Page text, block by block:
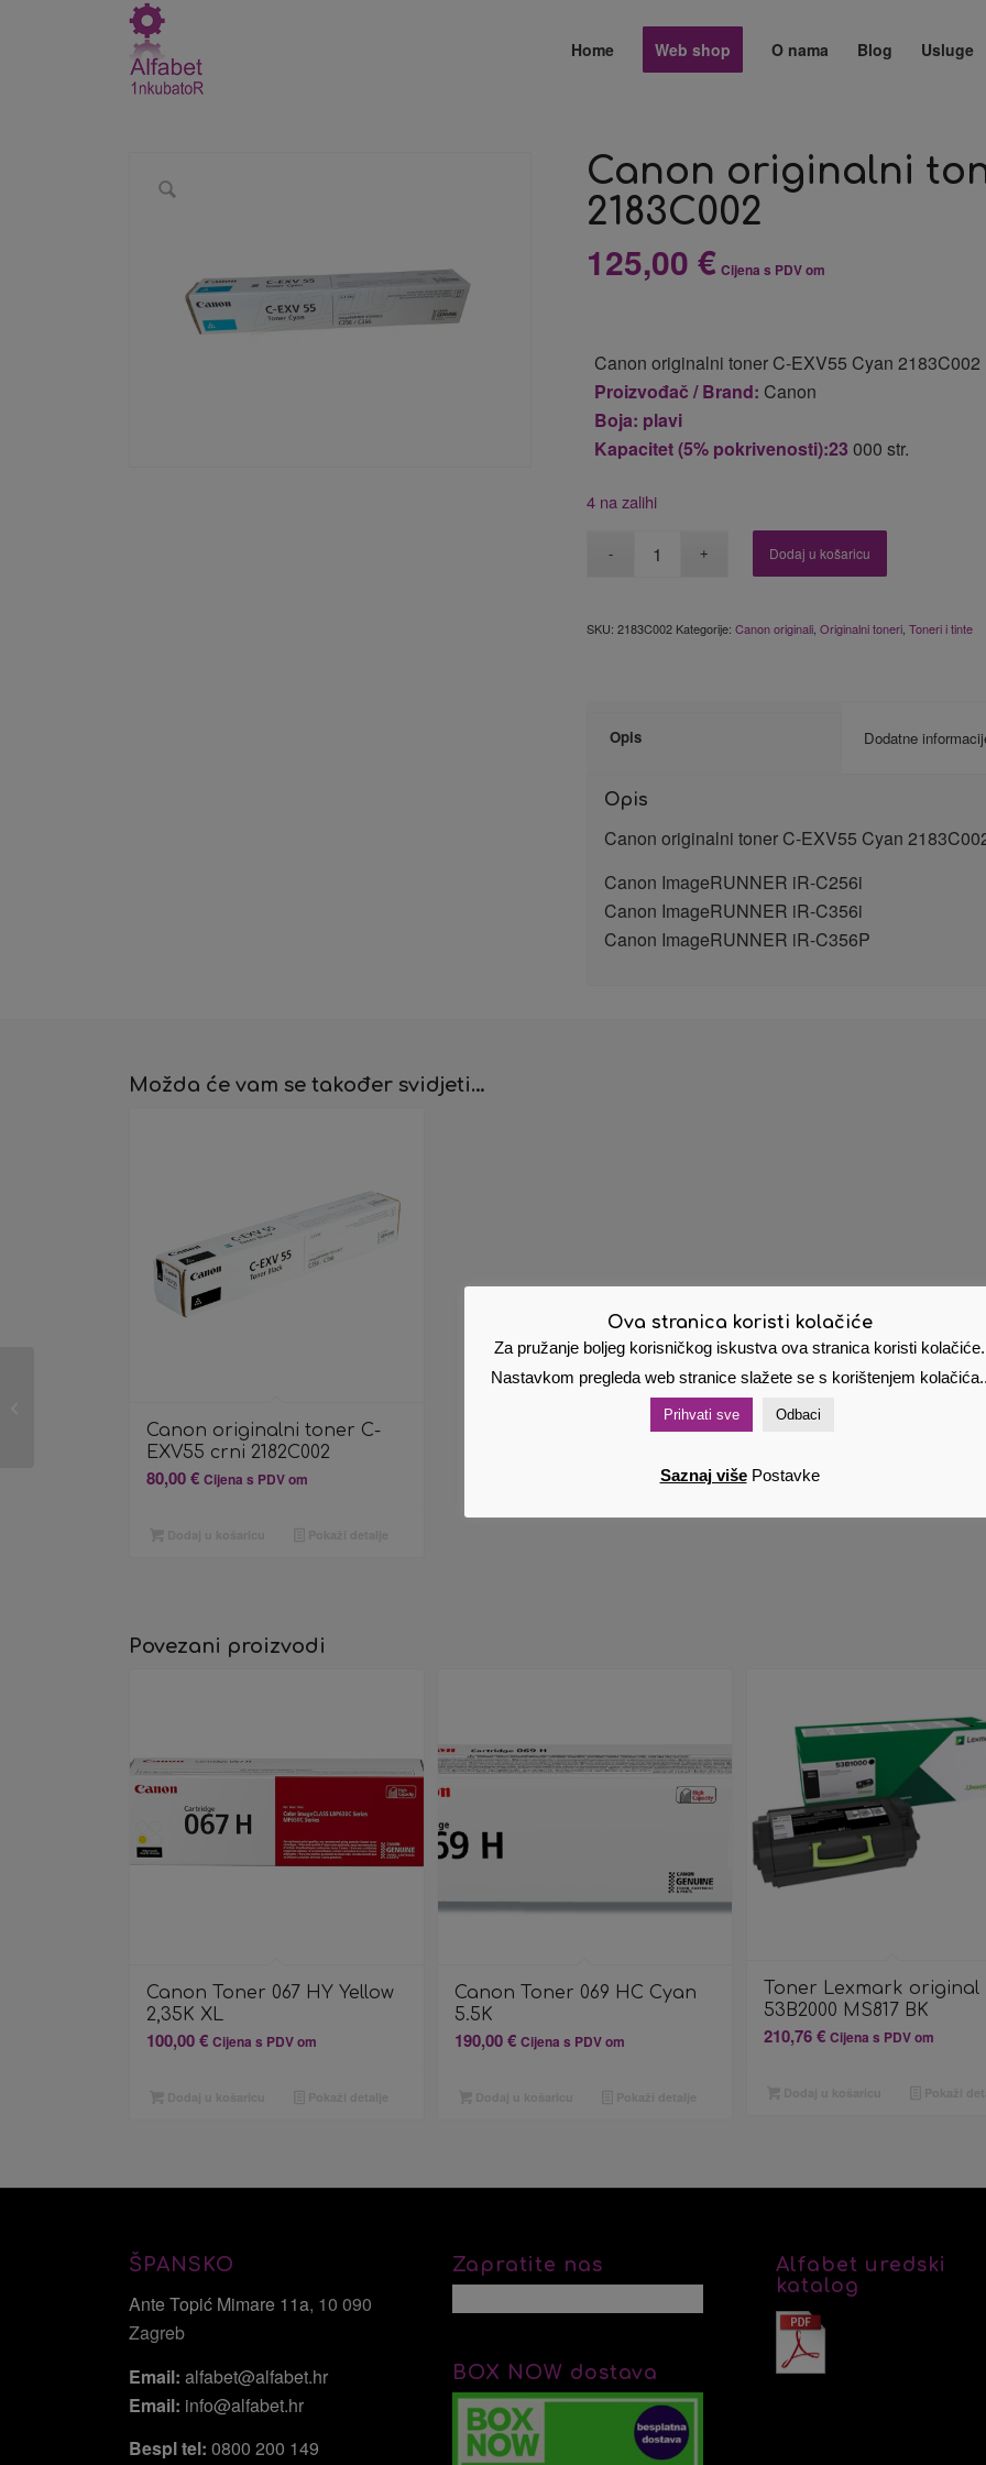
Home Web shop O nama Blog Usluge
Canon originalni
2183C002
125,00€ Cijena s PDV om
Canon originalni toner C-EXV55 Cyan 2183C002
Proizvođač / Brand: Canon
Boja: plavi
Kapacitet (5% pokrivenosti):23 000 str.
4 na zalihi
Dodaj u košaricu
SKU:2183C002 Kategorije:Canon originali ,Originalni toneri ,Toneri i tinte
Opis Dodatne
Opis
Canon originalni toner C-EXV55 Cyan
Canon ImageRUNNER iR-C256i
Canon ImageRUNNER iR-C356i
Canon ImageRUNNER iR-C356P
Možda će vam se također svidjeti…
Canon originalni toner C-
EXV55 crni 2182C002
80,00€ Cijena s PDV om
Povezani proizvodi
Canon Toner 067 HY Yellow
2,35K XL
100,00€ Cijena s PDV om
Canon Toner 069 HC Cyan
5.5K
190,00€ Cijena s PDV om
Toner Lexmark original
53B2000 MS817 BK
210,76€ Cijena s PDV om
ŠPANSKO
Ante Topić Mimare 11a, 10 090
Zagreb
Email: alfabet@alfabet.hr
Email: info@alfabet.hr
Bespl tel: 0800 200 149
Zapratite nas
BOX NOW dostava
Alfabet uredski
katalog
Ova stranica koristi kolačiće
Za pružanje boljeg korisničkog iskustva ova stranica koristi kolačiće.
Nastavkom pregleda web stranice slažete se s korištenjem
Prihvati sve Odbaci
Saznaj više Postavke